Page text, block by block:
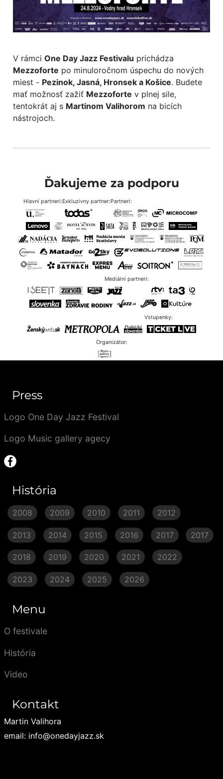
V rámci One Day Jazz Festivalu prichádza
Mezzoforte po minuloročnom úspechu do nových
miest - Pezinok, Jasná, Hronsek a Košice. Budete
mať možnosť zažiť Mezzoforte v plnej sile,
tentokrát aj s Martinom Valihorom na bicích
nástrojoch.
Ďakujeme za podporu
Hlavní partneri:Exkluzivny partner:Partneri:
Mediálni partneri:
Vstupenky:
Organizátor:
Press
Logo One Day Jazz Festival
Logo Music gallery agecy
História
2008 2009 2010 2011 2012
2013 2014 2015 2016 2017 2017
2018 2019 2020 2021 2022
2023 2024 2025 2026
Menu
O festivale
História
Video
Kontakt
Martin Valihora
email: info@onedayjazz.sk